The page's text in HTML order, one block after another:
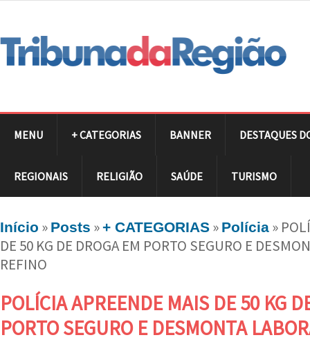
MENU + CATEGORIAS BANNER DESTAQUES
REGIONAIS RELIGIÃO SAÚDE TURISMO
Início » Posts »+ CATEGORIAS » Polícia »
DE 50 KG DE DROGA EM PORTO SEGURO E
REFINO
POLÍCIA APREENDE MAIS DE 50 KG
PORTO SEGURO E DESMONTA